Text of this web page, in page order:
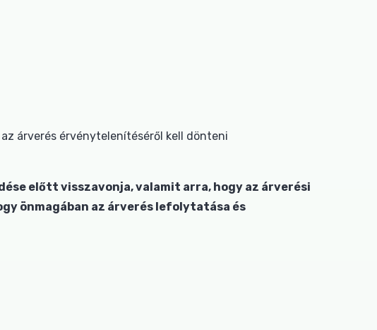
árverés érvénytelenítéséről kell dönteni
előtt visszavonja, valamit arra, hogy az árverési
önmagában az árverés lefolytatása és